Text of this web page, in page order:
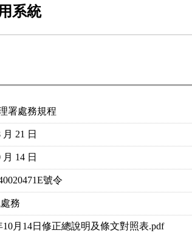
系統
署處務規程
21 日
14 日
號令
務
10月14日修正總說明及條文對照表.pdf